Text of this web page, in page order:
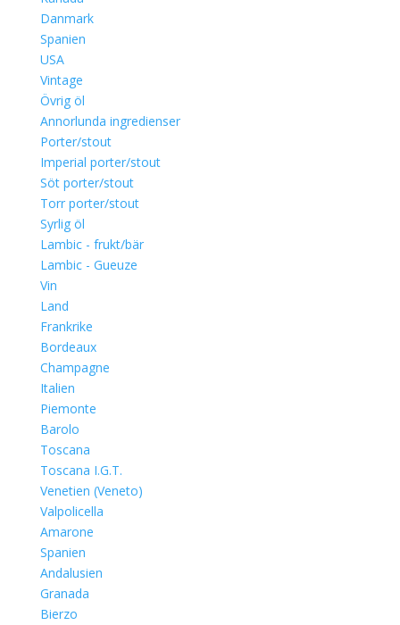
Danmark
Spanien
USA
Vintage
Övrig öl
Annorlunda ingredienser
Porter/stout
Imperial porter/stout
Söt porter/stout
Torr porter/stout
Syrlig öl
Lambic - frukt/bär
Lambic - Gueuze
Vin
Land
Frankrike
Bordeaux
Champagne
Italien
Piemonte
Barolo
Toscana
Toscana I.G.T.
Venetien (Veneto)
Valpolicella
Amarone
Spanien
Andalusien
Granada
Bierzo